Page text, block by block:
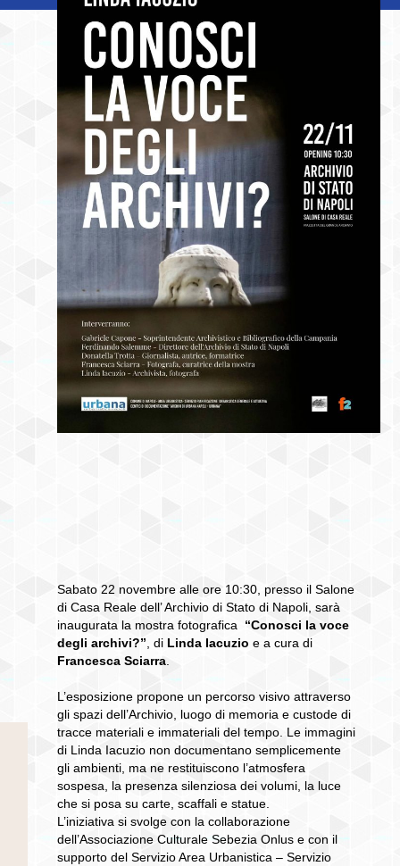
Sabato 22 novembre alle ore 10:30, presso il Salone
di Casa Reale dell’Archivio di Stato di Napoli, sarà
inaugurata la mostra fotografica “Conosci la voce
degli archivi?”, di Linda Iacuzio ea cura di
Francesca Sciarra.
L’esposizione propone un percorso visivo attraverso
gli spazi dell’Archivio, luogo di memoria e custode di
tracce materiali e immateriali del tempo. Le immagini
di Linda Iacuzio non documentano semplicemente
gli ambienti, ma ne restituiscono l’atmosfera
sospesa, la presenza silenziosa dei volumi, la luce
che si posa su carte, scaffali e statue.
L’iniziativa si svolge con la collaborazione
dell’Associazione Culturale Sebezia Onlus e con il
supporto del Servizio Area Urbanistica – Servizio